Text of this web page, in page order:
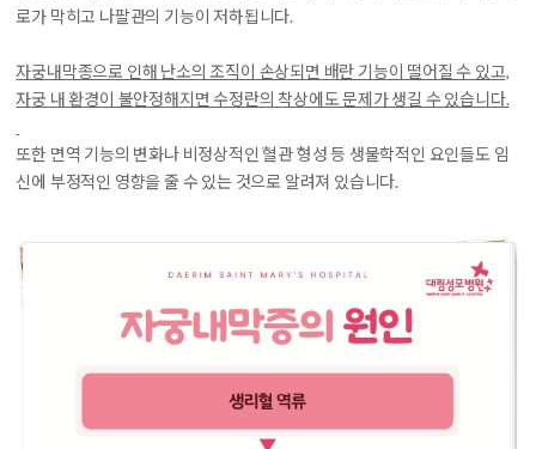
로가 막히고 나팔관의 기능이 저하됩니다.
자궁내막종으로 인해 난소의 조직이 손상되면 배란 기능이 떨어질 수 있고,
자궁 내 환경이 불안정해지면 수정란의 착상에도 문제가 생길 수 있습니다.
또한 면역 기능의 변화나 비정상적인 혈관 형성 등 생물학적인 요인들도 임
신에 부정적인 영향을 줄 수 있는 것으로 알려져 있습니다.